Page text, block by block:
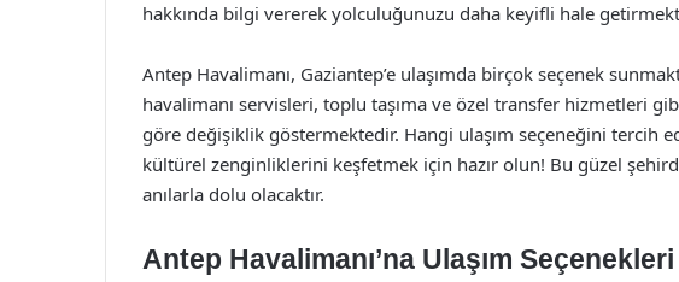
hakkında bilgi vererek yolculuğunuzu daha keyifli hale
Antep Havalimanı, Gaziantep’e ulaşımda birçok seçenek
havalimanı servisleri, toplu taşıma ve özel transfer hizmetleri
göre değişiklik göstermektedir. Hangi ulaşım seçeneğini tercih
kültürel zenginliklerini keşfetmek için hazır olun! Bu güzel
anılarla dolu olacaktır.
Antep Havalimanı’na Ulaşım Seçenekleri